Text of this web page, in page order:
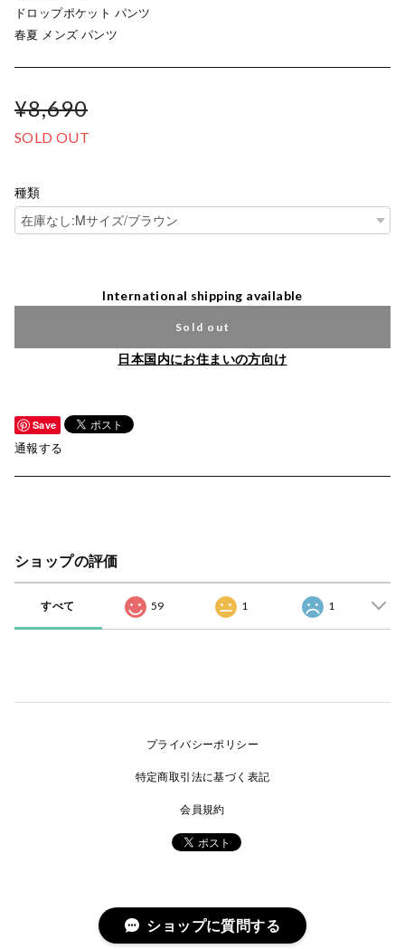
ドロップポケット パンツ
春夏 メンズ パンツ
¥8,690
SOLD OUT
種類
International shipping available
Sold out
日本国内にお住まいの方向け
Save
通報する
ショップの評価
すべて 59 1 1
プライバシーポリシー
特定商取引法に基づく表記
会員規約
ショップに質問する